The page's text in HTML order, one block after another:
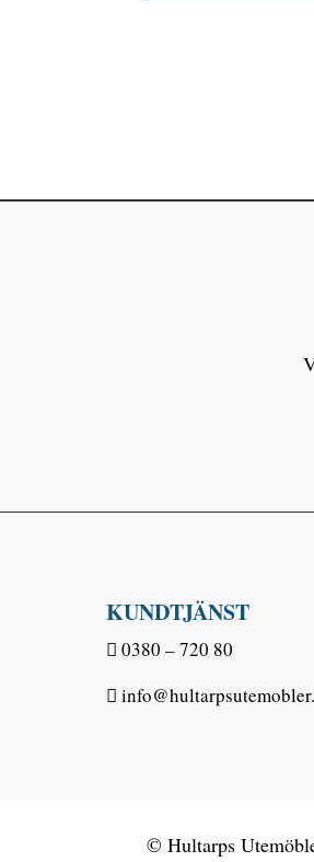
KUNDTJÄNST
0380 – 720 80
© Hultarps